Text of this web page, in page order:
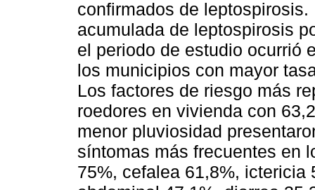
confirmados de
acumulada de leptospirosis
el periodo de estudio ocurrió
los municipios con mayor
Los factores de riesgo más
roedores en vivienda con
menor pluviosidad
síntomas más frecuentes en
75%, cefalea 61,8%, ictericia